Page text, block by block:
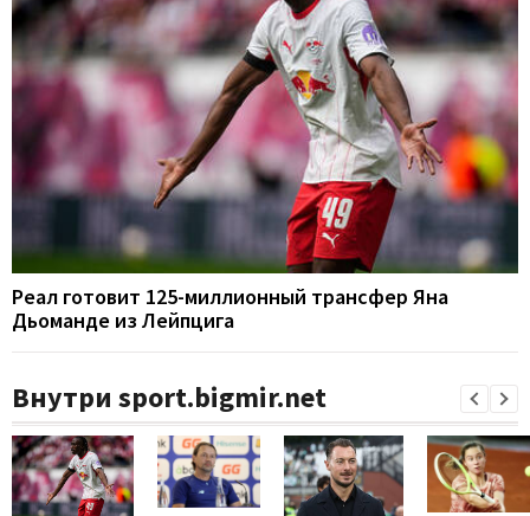
Реал готовит 125-миллионный трансфер Яна
Дьоманде из Лейпцига
Внутри sport.bigmir.net